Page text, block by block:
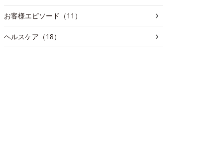
お客様エピソード（11）
ヘルスケア（18）